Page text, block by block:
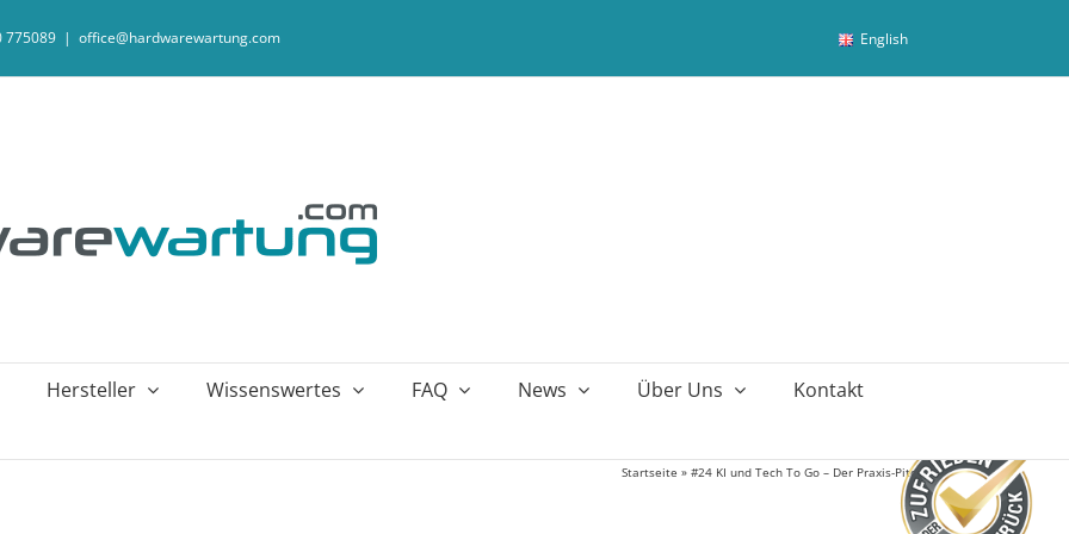
775089 | office@hardwarewartung.com English
Hersteller Wissenswertes FAQ News Über Uns Kontakt
Startseite » #24 KI und Tech To Go – Der Praxis-Pitch